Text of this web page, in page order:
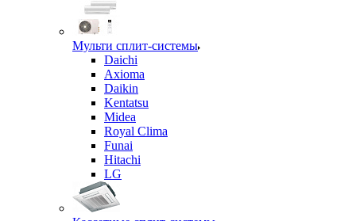
Мульти сплит-системы
Daichi
Axioma
Daikin
Kentatsu
Midea
Royal Clima
Funai
Hitachi
LG